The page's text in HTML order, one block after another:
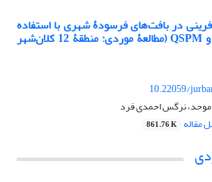
در بافت‌های فرسودۀ شهری با استفاده
از ماتریس SWOT و QSPM (مطالعۀ موردی: منطقۀ 12 کلان‌شهر
10.22059/
موحد، نرگس احمدی فرد
مقاله 861.76 K